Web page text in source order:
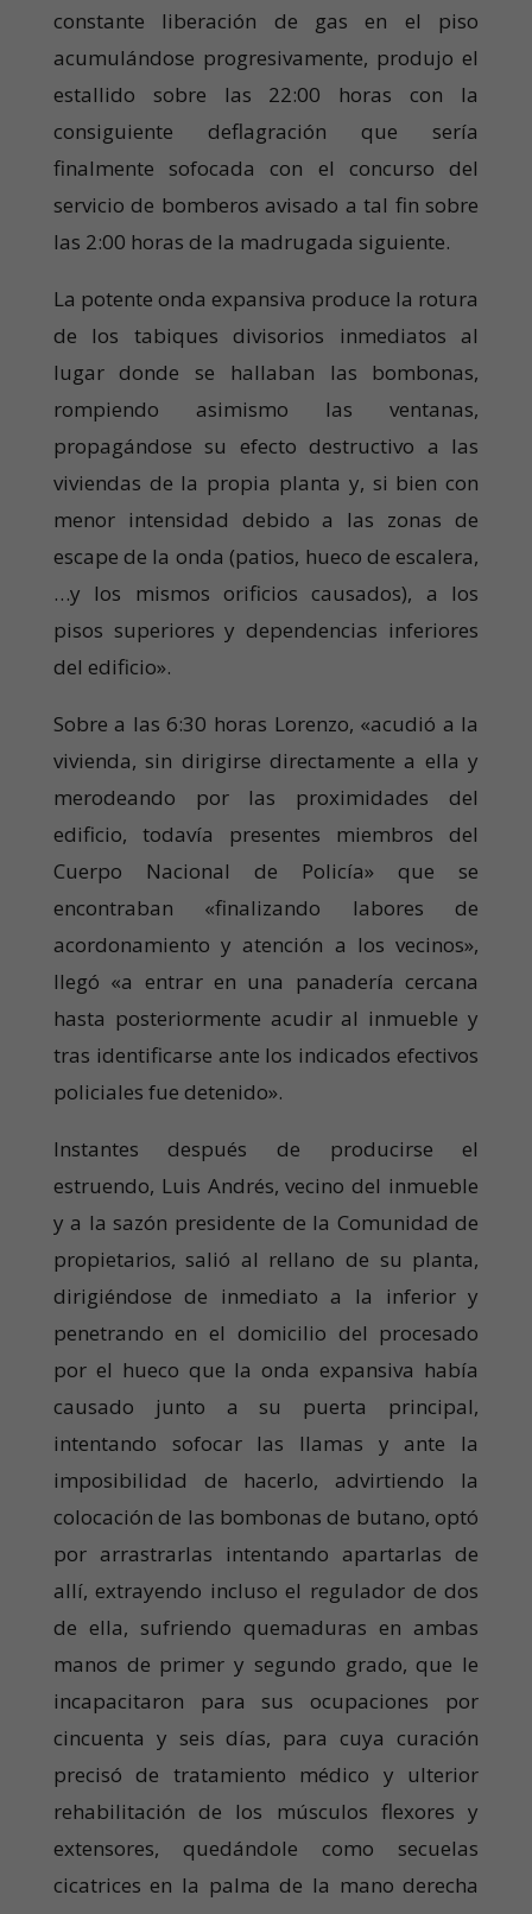
constante liberación de gas en el piso
acumulándose progresivamente, produjo el
estallido sobre las 22:00 horas con la
consiguiente deflagración que sería
finalmente sofocada con el concurso del
servicio de bomberos avisado a tal fin sobre
las 2:00 horas de la madrugada siguiente.
La potente onda expansiva produce la rotura
de los tabiques divisorios inmediatos al
lugar donde se hallaban las bombonas,
rompiendo asimismo las ventanas,
propagándose su efecto destructivo a las
viviendas de la propia planta y, si bien con
menor intensidad debido a las zonas de
escape de la onda (patios, hueco de escalera,
…y los mismos orificios causados), a los
pisos superiores y dependencias inferiores
del edificio».
Sobre a las 6:30 horas Lorenzo, «acudió a la
vivienda, sin dirigirse directamente a ella y
merodeando por las proximidades del
edificio, todavía presentes miembros del
Cuerpo Nacional de Policía» que se
encontraban «finalizando labores de
acordonamiento y atención a los vecinos»,
llegó «a entrar en una panadería cercana
hasta posteriormente acudir al inmueble y
tras identificarse ante los indicados efectivos
policiales fue detenido».
Instantes después de producirse el
estruendo, Luis Andrés, vecino del inmueble
y a la sazón presidente de la Comunidad de
propietarios, salió al rellano de su planta,
dirigiéndose de inmediato a la inferior y
penetrando en el domicilio del procesado
por el hueco que la onda expansiva había
causado junto a su puerta principal,
intentando sofocar las llamas y ante la
imposibilidad de hacerlo, advirtiendo la
colocación de las bombonas de butano, optó
por arrastrarlas intentando apartarlas de
allí, extrayendo incluso el regulador de dos
de ella, sufriendo quemaduras en ambas
manos de primer y segundo grado, que le
incapacitaron para sus ocupaciones por
cincuenta y seis días, para cuya curación
precisó de tratamiento médico y ulterior
rehabilitación de los músculos flexores y
extensores, quedándole como secuelas
cicatrices en la palma de la mano derecha